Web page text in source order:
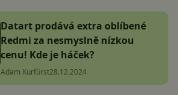
Datart prodává extra oblíbené
Redmi za nesmyslně nízkou
cenu! Kde je háček?
Adam Kurfürst28.12.2024